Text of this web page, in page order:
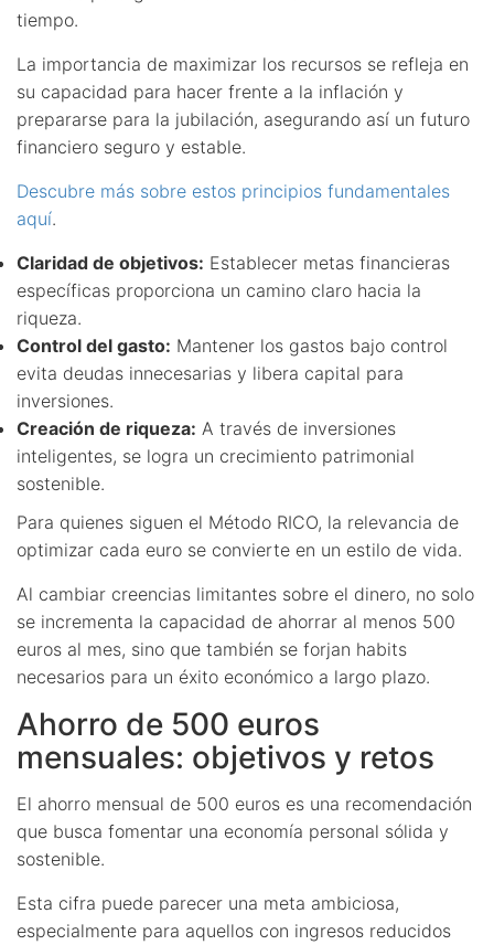
tiempo.
La importancia de maximizar los recursos se refleja en
su capacidad para hacer frente a la inflación y
prepararse para la jubilación, asegurando así un futuro
financiero seguro y estable.
Descubre más sobre estos principios fundamentales
aquí.
Claridad de objetivos: Establecer metas financieras
específicas proporciona un camino claro hacia la
riqueza.
Control del gasto: Mantener los gastos bajo control
evita deudas innecesarias y libera capital para
inversiones.
Creación de riqueza: A través de inversiones
inteligentes, se logra un crecimiento patrimonial
sostenible.
Para quienes siguen el Método RICO, la relevancia de
optimizar cada euro se convierte en un estilo de vida.
Al cambiar creencias limitantes sobre el dinero, no solo
se incrementa la capacidad de ahorrar al menos 500
euros al mes, sino que también se forjan habits
necesarios para un éxito económico a largo plazo.
Ahorro de 500 euros
mensuales: objetivos y retos
El ahorro mensual de 500 euros es una recomendación
que busca fomentar una economía personal sólida y
sostenible.
Esta cifra puede parecer una meta ambiciosa,
especialmente para aquellos con ingresos reducidos